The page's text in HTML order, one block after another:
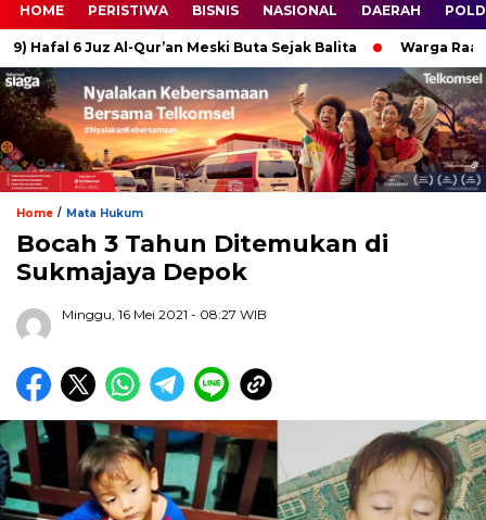
HOME PERISTIWA BISNIS NASIONAL DAERAH
6 Juz Al-Qur’an Meski Buta Sejak Balita Warga Raas
Home / Mata Hukum
Bocah 3 Tahun Ditemukan di
Sukmajaya Depok
Minggu, 16 Mei 2021 - 08:27 WIB